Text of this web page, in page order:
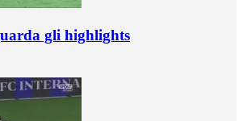
gli highlights